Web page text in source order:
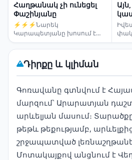
Հաղթանակ չի ունեցել
Փաշինյանը
⚡⚡⚡Նարեկ
Կարապետյանը խոսում է
ընտրությունների մասին
Դիրքը և կլիման
Գոռավանը գտնվում է
մարզում՝ Արարատյան
արևելյան մասում։
թեթև թեքությամբ,
շրջապատված
Մոտակայքով անցնում է